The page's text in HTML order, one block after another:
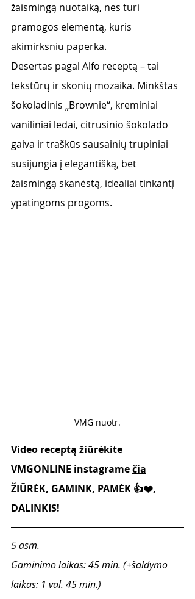
žaismingą nuotaiką, nes turi
pramogos elementą, kuris
akimirksniu paperka.
Desertas pagal Alfo receptą – tai
tekstūrų ir skonių mozaika. Minkštas
šokoladinis „Brownie“, kreminiai
vaniliniai ledai, citrusinio šokolado
gaiva ir traškūs sausainių trupiniai
susijungia į elegantišką, bet
žaismingą skanėstą, idealiai tinkantį
ypatingoms progoms.
VMG nuotr.
Video receptą žiūrėkite
VMGONLINE instagrame čia
ŽIŪRĖK, GAMINK, PAMĖK 👍❤️,
DALINKIS!
5 asm.
Gaminimo laikas: 45 min. (+šaldymo
laikas: 1 val. 45 min.)